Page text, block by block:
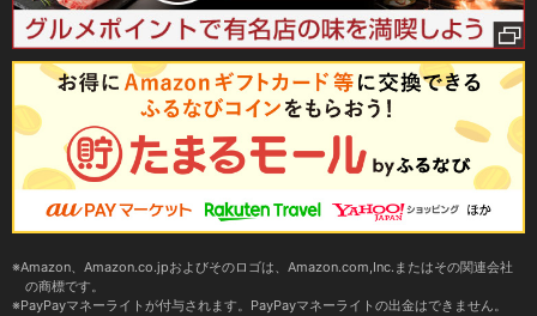
Amazon、Amazon.co.jpおよびそのロゴは、Amazon.com,Inc.またはその関連会社
の商標です。
PayPayマネーライトが付与されます。PayPayマネーライトの出金はできません。